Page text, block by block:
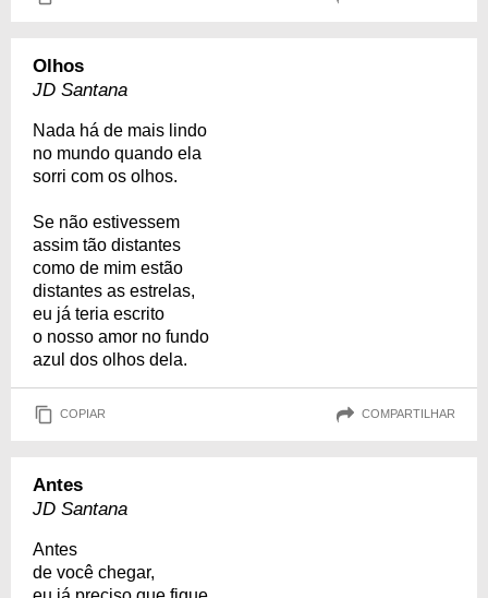
Olhos
JD Santana
Nada há de mais lindo
no mundo quando ela
sorri com os olhos.
Se não estivessem
assim tão distantes
como de mim estão
distantes as estrelas,
eu já teria escrito
o nosso amor no fundo
azul dos olhos dela.
COPIAR COMPARTILHAR
Antes
JD Santana
Antes
de você chegar,